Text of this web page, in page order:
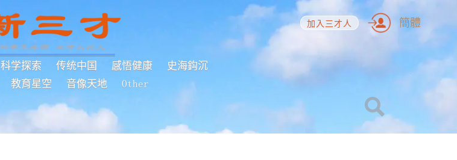
科学探索 传统中国 感悟健康
史海鈎沉
教育星空 音像天地 Other
加入三才人 簡體